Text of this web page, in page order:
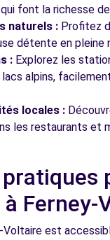
font la richesse
naturels : Profitez
détente en pleine
: Explorez les
alpins,
locales :
les restaurants et
Ferney-
Voltaire est